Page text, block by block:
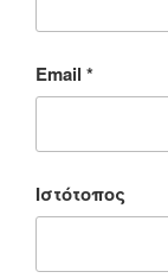
Email *
Ιστότοπος